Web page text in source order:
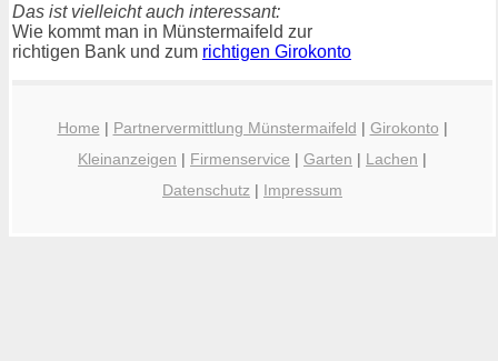
Das ist vielleicht auch interessant:
Wie kommt man in Münstermaifeld zur
richtigen Bank und zum richtigen Girokonto
Home | Partnervermittlung Münstermaifeld | Girokonto |
Kleinanzeigen | Firmenservice | Garten | Lachen |
Datenschutz | Impressum